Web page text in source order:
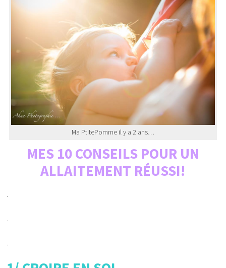
Ma PtitePomme il y a 2 ans…
MES 10 CONSEILS POUR UN
ALLAITEMENT RÉUSSI!
.
.
.